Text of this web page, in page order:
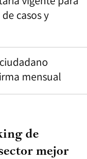
casos y
mensual
de
mejor